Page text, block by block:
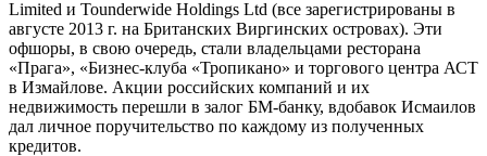
Limited и Tounderwide Holdings Ltd (все зарегистрированы в
августе 2013 г. на Британских Виргинских островах). Эти
офшоры, в свою очередь, стали владельцами ресторана
«Прага», «Бизнес-клуба «Тропикано» и торгового центра АСТ
в Измайлове. Акции российских компаний и их
недвижимость перешли в залог БМ-банку, вдобавок Исмаилов
дал личное поручительство по каждому из полученных
кредитов.